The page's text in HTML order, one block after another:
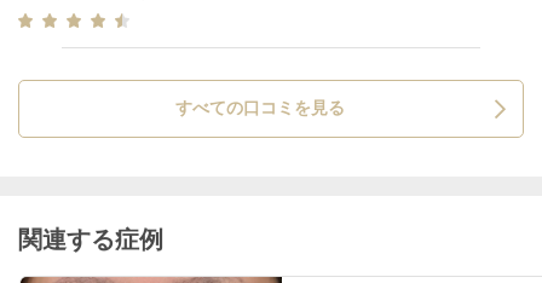
の痛みもなく満足です！ 一緒に額のシワも気になったので
すべての口コミを見る
関連する症例